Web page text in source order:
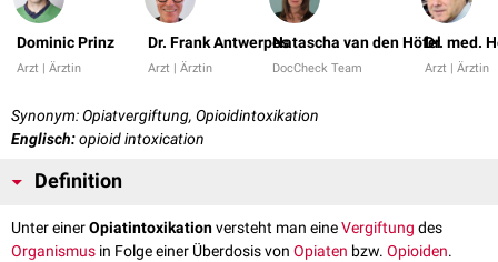
Dominic Prinz
Arzt | Ärztin
Dr. Frank Antwerpes
Arzt | Ärztin
Natascha van den Höfel
DocCheck Team
Dr. med.
Arzt | Ärztin
Synonym: Opiatvergiftung, Opioidintoxikation
Englisch:opioid intoxication
Definition
Unter einerOpiatintoxikationversteht man eineVergiftung des
Organismus in Folge einer Überdosis von Opiaten bzw. Opioiden.